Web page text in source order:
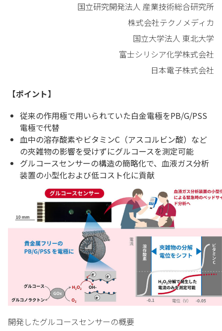
国立研究開発法人 産業技術総合研究所
株式会社テクノメディカ
国⽴⼤学法⼈ 東北⼤学
富⼠シリシア化学株式会社
日本電子株式会社
【ポイント】
従来の作用極で用いられていた白金電極をPB/G/PSS
電極で代替
血中の溶存酸素やビタミンC（アスコルビン酸）など
の夾雑物の影響を受けずにグルコースを測定可能
グルコースセンサーの構造の簡略化で、血液ガス分析
装置の小型化および低コスト化に貢献
開発したグルコースセンサーの概要